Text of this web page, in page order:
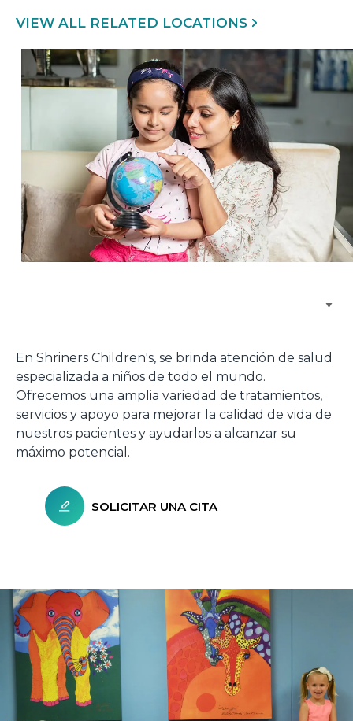
VIEW ALL RELATED LOCATIONS
En Shriners Children's, se brinda atención de salud
especializada a niños de todo el mundo.
Ofrecemos una amplia variedad de tratamientos,
servicios y apoyo para mejorar la calidad de vida de
nuestros pacientes y ayudarlos a alcanzar su
máximo potencial.
SOLICITAR UNA CITA